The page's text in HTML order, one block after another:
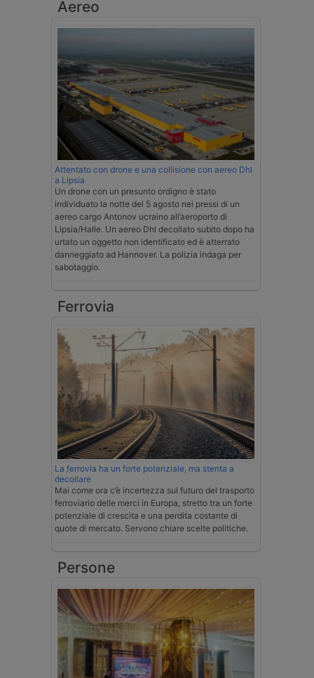
Aereo
Attentato con drone e una collisione con aereo Dhl
a Lipsia
Un drone con un presunto ordigno è stato
individuato la notte del 5 agosto nei pressi di un
aereo cargo Antonov ucraino all’aeroporto di
Lipsia/Halle. Un aereo Dhl decollato subito dopo ha
urtato un oggetto non identificato ed è atterrato
danneggiato ad Hannover. La polizia indaga per
sabotaggio.
Ferrovia
La ferrovia ha un forte potenziale, ma stenta a
decollare
Mai come ora c’è incertezza sul futuro del trasporto
ferroviario delle merci in Europa, stretto tra un forte
potenziale di crescita e una perdita costante di
quote di mercato. Servono chiare scelte politiche.
Persone